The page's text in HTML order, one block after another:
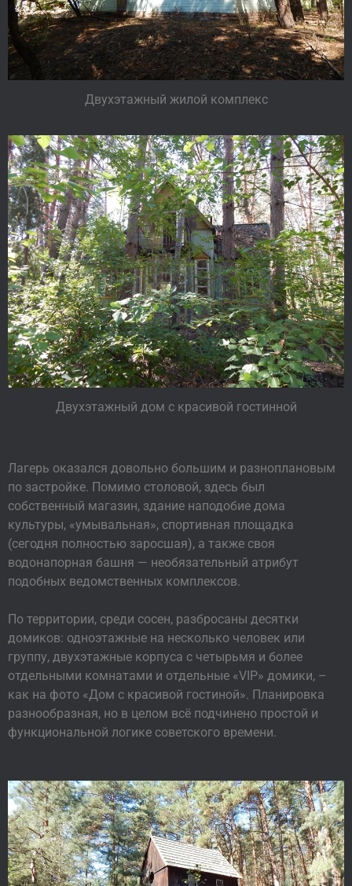
Двухэтажный жилой комплекс
Двухэтажный дом с красивой гостинной
Лагерь оказался довольно большим и разноплановым
по застройке. Помимо столовой, здесь был
собственный магазин, здание наподобие дома
культуры, «умывальная», спортивная площадка
(сегодня полностью заросшая), а также своя
водонапорная башня — необязательный атрибут
подобных ведомственных комплексов.
По территории, среди сосен, разбросаны десятки
домиков: одноэтажные на несколько человек или
группу, двухэтажные корпуса с четырьмя и более
отдельными комнатами и отдельные «VIP» домики, –
как на фото «Дом с красивой гостиной». Планировка
разнообразная, но в целом всё подчинено простой и
функциональной логике советского времени.